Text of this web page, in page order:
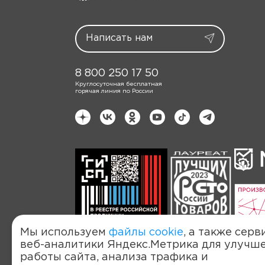
8 800 250 17 50
Круглосуточная бесплатная
горячая линия по России
Политика обработки персональных
Мы используем файлы cookie, а также
веб-аналитики Яндекс.Метрика для
работы сайта, анализа трафика и